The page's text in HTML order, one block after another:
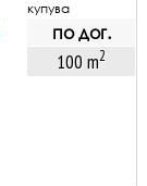
купува
по дог.
100 m2